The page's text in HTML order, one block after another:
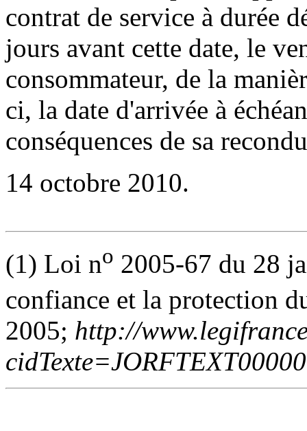
contrat de service à durée
jours avant cette date, le
consommateur, de la
ci, la date d'arrivée à
conséquences de sa
14 octobre 2010.
(1) Loi no 2005-67 du 28
confiance et la protection
2005; http://